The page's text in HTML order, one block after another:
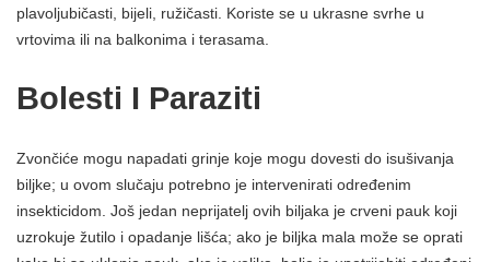
plavoljubičasti, bijeli, ružičasti. Koriste se u ukrasne svrhe u
vrtovima ili na balkonima i terasama.
Bolesti I Paraziti
Zvončiće mogu napadati grinje koje mogu dovesti do isušivanja
biljke; u ovom slučaju potrebno je intervenirati određenim
insekticidom. Još jedan neprijatelj ovih biljaka je crveni pauk koji
uzrokuje žutilo i opadanje lišća; ako je biljka mala može se oprati